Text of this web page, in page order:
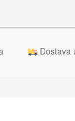
Dostava